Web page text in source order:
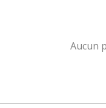
Aucun